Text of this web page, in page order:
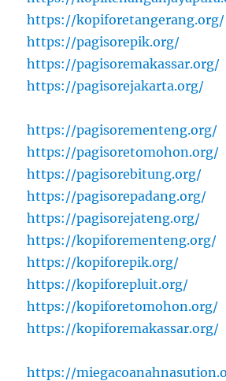
https://kopiforetangerang.org/
https://pagisorepik.org/
https://pagisoremakassar.org/
https://pagisorejakarta.org/
https://pagisorementeng.org/
https://pagisoretomohon.org/
https://pagisorebitung.org/
https://pagisorepadang.org/
https://pagisorejateng.org/
https://kopiforementeng.org/
https://kopiforepik.org/
https://kopiforepluit.org/
https://kopiforetomohon.org/
https://kopiforemakassar.org/
https://